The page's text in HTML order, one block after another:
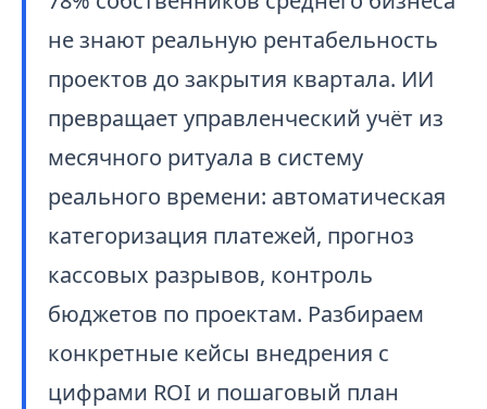
не знают реальную рентабельность
проектов до закрытия квартала. ИИ
превращает управленческий учёт из
месячного ритуала в систему
реального времени: автоматическая
категоризация платежей, прогноз
кассовых разрывов, контроль
бюджетов по проектам. Разбираем
конкретные кейсы внедрения с
цифрами ROI и пошаговый план